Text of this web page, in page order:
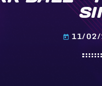
today 11/